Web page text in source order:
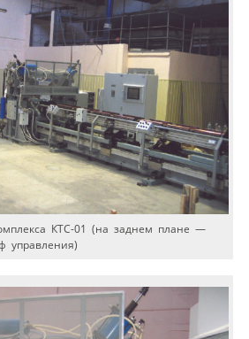
КТС-01 (на заднем плане —
управления)